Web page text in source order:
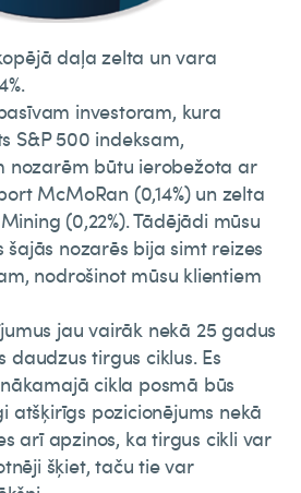
daļa zelta un vara
investoram, kura
S&P 500 indeksam,
nozarēm būtu ierobežota ar
McMoRan (0,14%) un zelta
(0,22%). Tādējādi mūsu
nozarēs bija simt reizes
nodrošinot mūsu klientiem
jau vairāk nekā 25 gadus
daudzus tirgus ciklus. Es
cikla posmā būs
atšķirīgs pozicionējums nekā
arī apzinos, ka tirgus cikli var
šķiet, taču tie var